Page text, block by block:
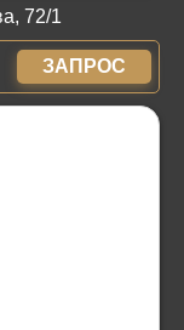
72/1
ЗАПРОС